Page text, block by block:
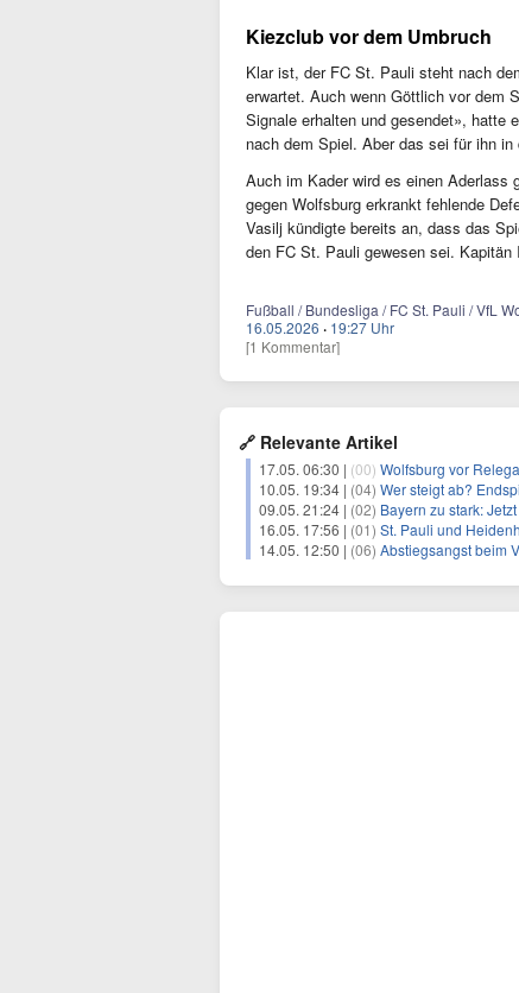
Kiezclub vor dem Umbruch
Klar ist, der FC St. Pauli steht nach
erwartet. Auch wenn Göttlich vor dem
Signale erhalten und gesendet», hatte
nach dem Spiel. Aber das sei für ihn
Auch im Kader wird es einen Aderlass
gegen Wolfsburg erkrankt fehlende
Vasilj kündigte bereits an, dass das
den FC St. Pauli gewesen sei.
Fußball / Bundesliga / FC St. Pauli / VfL
16.05.2026 · 19:27 Uhr
[1 Kommentar]
🔗 Relevante Artikel
17.05. 06:30 | (00) Wolfsburg vor
10.05. 19:34 | (04) Wer steigt ab?
09.05. 21:24 | (02) Bayern zu stark:
16.05. 17:56 | (01) St. Pauli und
14.05. 12:50 | (06) Abstiegsangst beim